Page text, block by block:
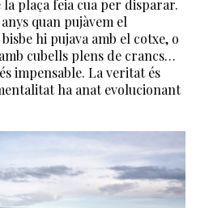
plaça feia cua per disparar.
quan pujàvem el
hi pujava amb el cotxe, o
cubells plens de crancs…
impensable. La veritat és
ha anat evolucionant